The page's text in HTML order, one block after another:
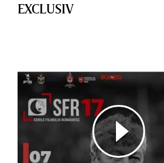
EXCLUSIV